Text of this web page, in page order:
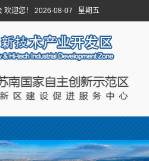
欢迎您！ 2026-08-07 星期五